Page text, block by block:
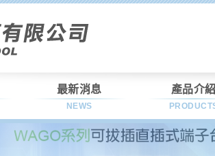
最新消息
NEWS
產品介